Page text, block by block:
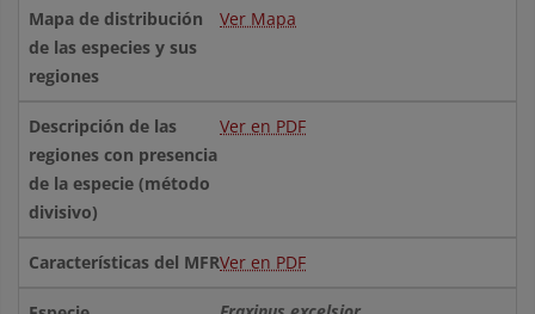
Ver Mapa
Ver en PDF
Ver en PDF